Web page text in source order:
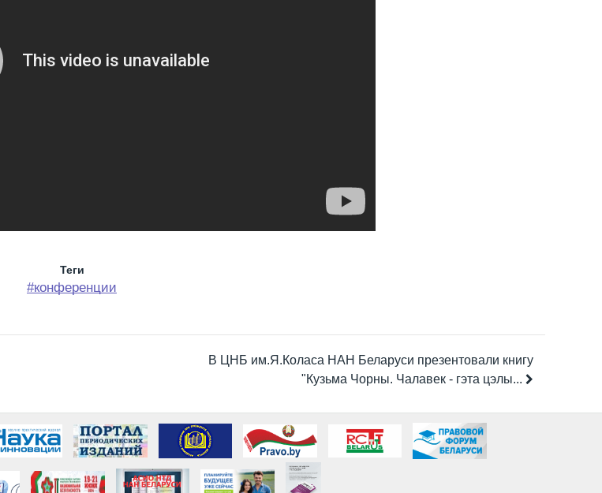
Теги
#конференции
В ЦНБ им.Я.Коласа НАН Беларуси презентовали книгу
"Кузьма Чорны. Чалавек - гэта цэлы...